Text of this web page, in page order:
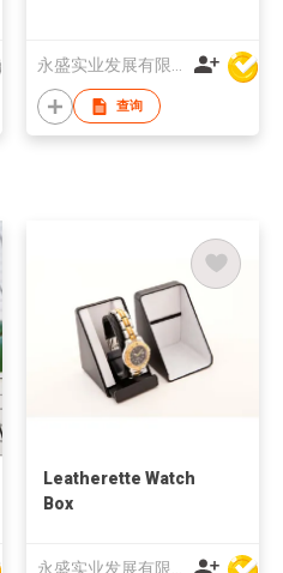
查询
Leatherette Watch
Box